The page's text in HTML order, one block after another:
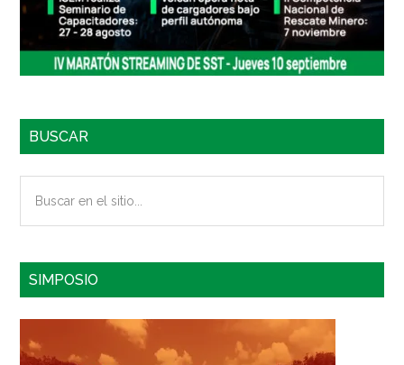
BUSCAR
SIMPOSIO